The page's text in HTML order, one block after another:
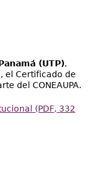
(UTP),
el Certificado de
del CONEAUPA.
(PDF, 332